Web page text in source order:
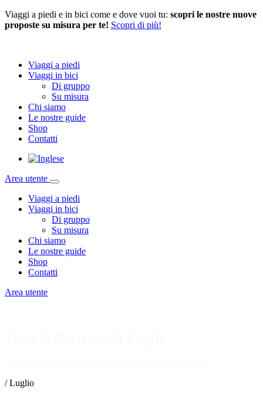
Viaggi a piedi e in bici come e dove vuoi tu: scopri le nostre nuove
proposte su misura per te! Scopri di più!
Viaggi a piedi
Viaggi in bici
Di gruppo
Su misura
Chi siamo
Le nostre guide
Shop
Contatti
Area utente
Viaggi a piedi
Viaggi in bici
Di gruppo
Su misura
Chi siamo
Le nostre guide
Shop
Contatti
Area utente
/Luglio